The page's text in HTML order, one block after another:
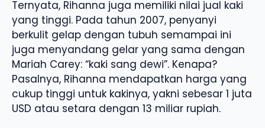
Ternyata, Rihanna juga memiliki nilai jual kaki
yang tinggi. Pada tahun 2007, penyanyi
berkulit gelap dengan tubuh semampai ini
juga menyandang gelar yang sama dengan
Mariah Carey: “kaki sang dewi”. Kenapa?
Pasalnya, Rihanna mendapatkan harga yang
cukup tinggi untuk kakinya, yakni sebesar 1 juta
USD atau setara dengan 13 miliar rupiah.